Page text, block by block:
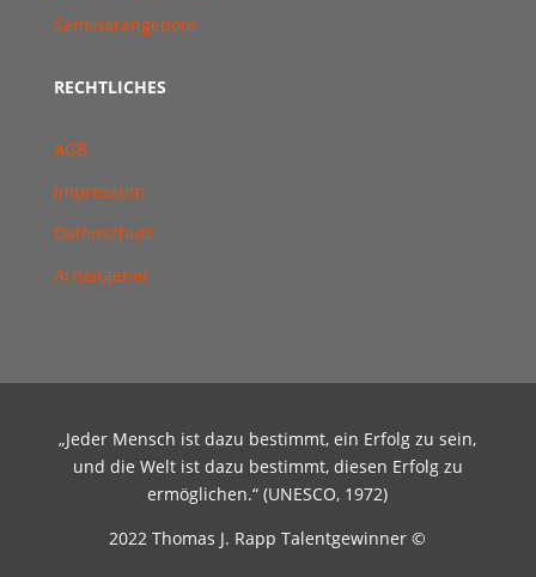
Seminarangebote
RECHTLICHES
AGB
Impressum
Datenschutz
Arbeitgeber
„Jeder Mensch ist dazu bestimmt, ein Erfolg zu sein,
und die Welt ist dazu bestimmt, diesen Erfolg zu
ermöglichen.“ (UNESCO, 1972)
2022 Thomas J. Rapp Talentgewinner ©